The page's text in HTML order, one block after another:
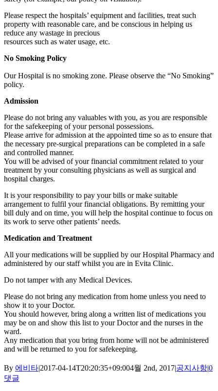
Please respect the hospitals’ equipment and facilities, treat such
property with reasonable care, and be conscious in helping us
reduce any wastage in precious
resources such as water usage, etc.
No Smoking Policy
Our Hospital is no smoking zone. Please observe the “No Smoking”
policy.
Admission
Please do not bring any valuables with you, as you are responsible
for the safekeeping of your personal possessions.
Please arrive for admission at the appointed time so as to ensure that
the necessary pre-surgical preparations can be completed in a safe
and controlled manner.
You will be advised of your financial commitment related to your
treatment by your consulting physicians as well as surgical and
hospital charges.
It is your responsibility to pay your bills or make suitable
arrangement to fulfil your financial obligations. By remitting your
bill duly and on time, you will help the hospital continue to focus on
its work to serve other patients’ needs.
Medication and Treatment
All your medications will be supplied by our Hospital Pharmacy and
administered by our staff whilst you are in Evita Clinic.
Do not tamper with any Medical Devices.
Please do not bring any medication from home unless you need to
show it to your Doctor.
You should however, bring along a written list of medications you
may be on and show this list to your Doctor and the nurses in the
ward.
Any medication that you bring from home will not be administered
and will be returned to you for safekeeping.
By 에비타|2017-04-14T20:20:35+09:004월 2nd, 2017|공지사항|0
댓글